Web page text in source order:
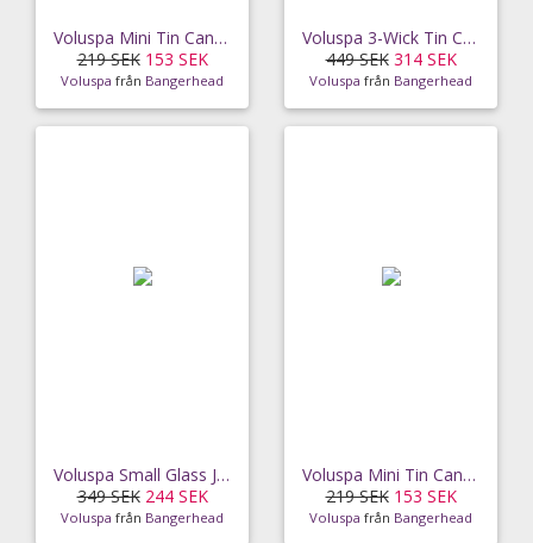
Voluspa Mini Tin Candle Santal Vanille 25h
219 SEK 153 SEK
Voluspa från Bangerhead
Voluspa 3-Wick Tin Candle Baltc Amber 40h
449 SEK 314 SEK
Voluspa från Bangerhead
Voluspa Small Glass Jar White Cypress 50h
349 SEK 244 SEK
Voluspa från Bangerhead
Voluspa Mini Tin Candle Ambre Lumiere 25h
219 SEK 153 SEK
Voluspa från Bangerhead